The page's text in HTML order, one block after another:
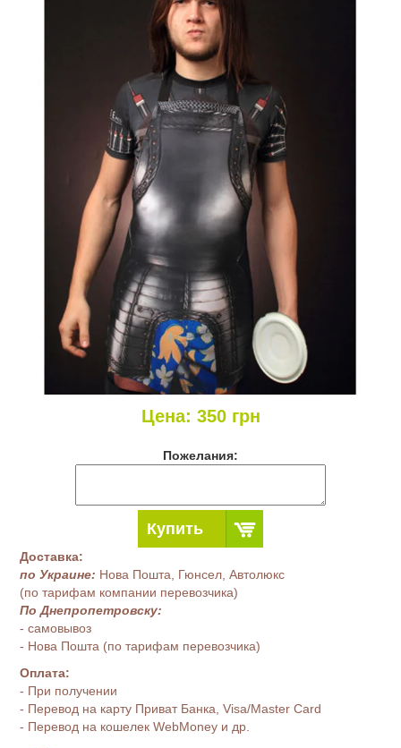
Цена: 350грн
Пожелания:
Купить
Доставка:
по Украине: Нова Пошта, Гюнсел, Автолюкс
(по тарифам компании перевозчика)
По Днепропетровску:
- самовывоз
- Нова Пошта (по тарифам перевозчика)
Оплата:
- При получении
- Перевод на карту Приват Банка, Visa/Master Card
- Перевод на кошелек WebMoney и др.